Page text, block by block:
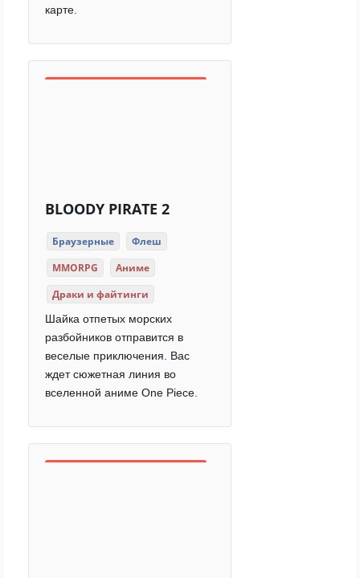
карте.
BLOODY PIRATE 2
Браузерные
Флеш
MMORPG
Аниме
Драки и файтинги
Шайка отпетых морских
разбойников отправится в
веселые приключения. Вас
ждет сюжетная линия во
вселенной аниме One Piece.